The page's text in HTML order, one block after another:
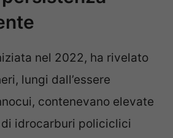
nel 2022, ha rivelato
lungi dall’essere
contenevano elevate
idrocarburi policiclici